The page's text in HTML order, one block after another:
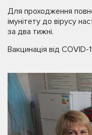
Для проходження
імунітету до вірусу
за два тижні.
Вакцинація від COVID-